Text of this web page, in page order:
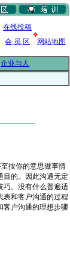
在线投稿
会 员 区
网站地图
企业与人
按你的意思做事情
目的。因此沟通无定
巧。没有什么普遍适
表和客户沟通的过程
客户沟通的理想步骤